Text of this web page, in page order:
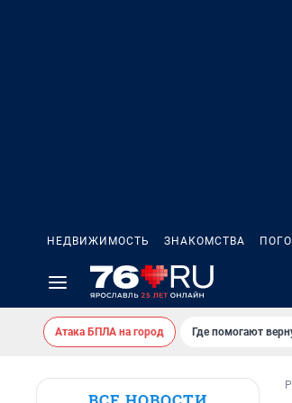
НЕДВИЖИМОСТЬ ЗНАКОМСТВА
Атака БПЛА на город Где помогают